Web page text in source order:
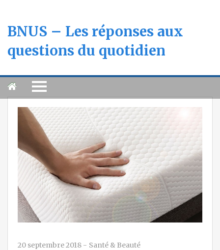
BNUS – Les réponses aux
questions du quotidien
20 septembre 2018 - Santé & Beauté